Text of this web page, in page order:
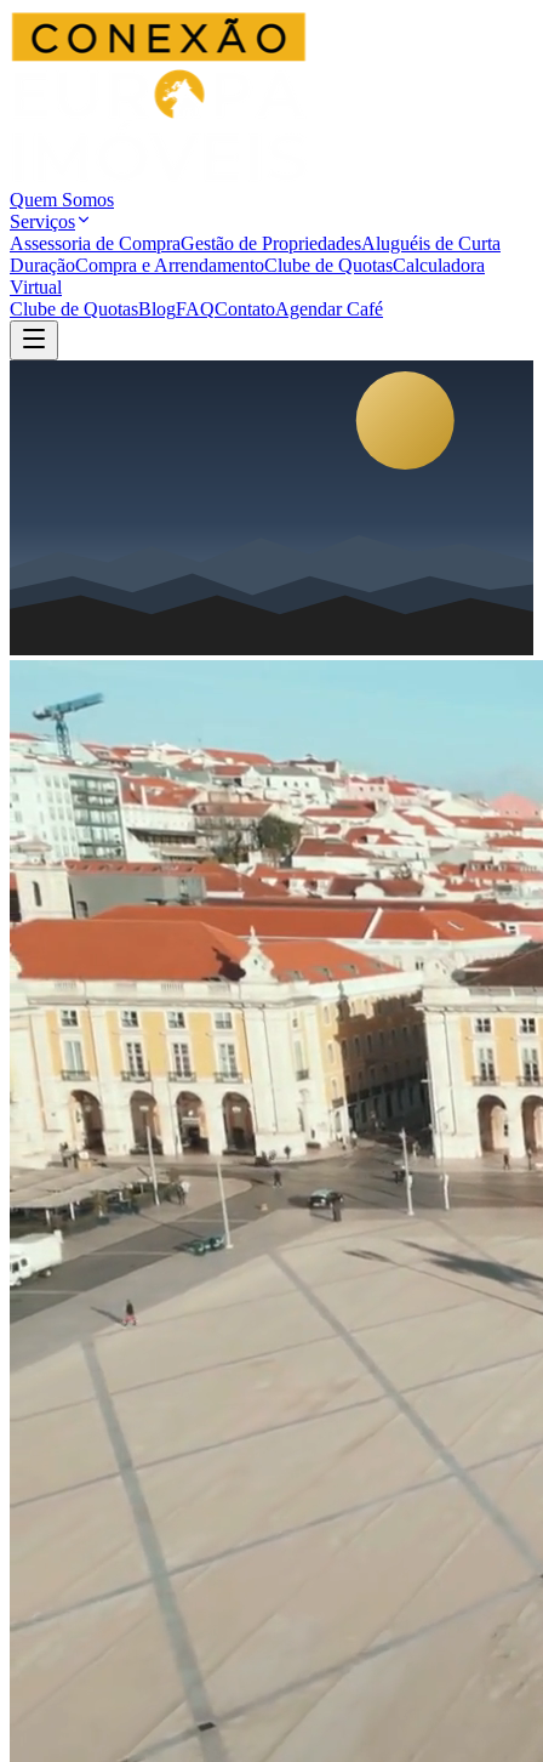
Quem Somos
Serviços
Assessoria de CompraGestão de PropriedadesAluguéis de Curta
DuraçãoCompra e ArrendamentoClube de QuotasCalculadora
Virtual
Clube de QuotasBlogFAQContatoAgendar Café